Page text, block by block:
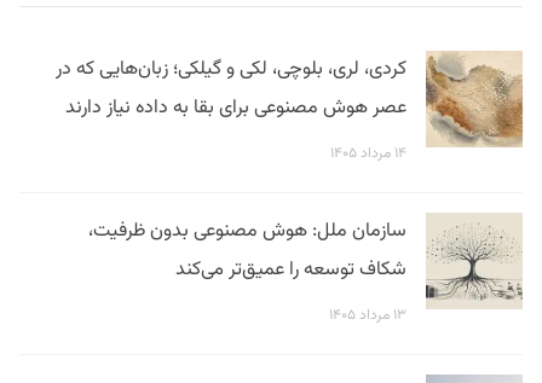
کردی، لری، بلوچی، لکی و گیلکی؛ زبان‌هایی که در
عصر هوش مصنوعی برای بقا به داده نیاز دارند
۱۴ مرداد ۱۴۰۵
سازمان ملل: هوش مصنوعی بدون ظرفیت،
شکاف توسعه را عمیق‌تر می‌کند
۱۳ مرداد ۱۴۰۵